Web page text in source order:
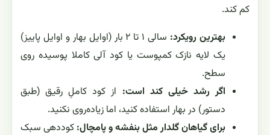
کم کند.
بهترین رویکرد:
سالی ۱ تا ۲ بار (اوایل بهار و اوایل پاییز)
یک لایه نازک کمپوست یا کود آلی کاملا پوسیده روی
سطح.
اگر رشد خیلی کند است: از کود کاملِ رقیق (طبق
دستور) در بهار استفاده کنید، اما زیاده‌روی نکنید.
برای گیاهان گلدار مثل بنفشه و پامچال: کوددهی سبک